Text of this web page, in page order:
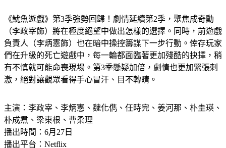
《魷魚遊戲》第3季強勢回歸！劇情延續第2季，聚焦成奇勳
（李政宰飾）將在極度絕望中做出怎樣的選擇。同時，前遊戲
負責人（李炳憲飾）也在暗中操控籌謀下一步行動。倖存玩家
們在升級的死亡遊戲中，每一輪都面臨著更加殘酷的抉擇，稍
有不慎就可能命喪現場。第3季懸疑加倍，劇情也更加緊張刺
激，絕對讓觀眾看得手心冒汗、目不轉睛。
主演：李政宰、李炳憲、魏化儁、任時完、姜河那、朴圭瑛、
朴成焄、梁東根、曹柔理
播出時間：6月27日
播出平台：Netflix